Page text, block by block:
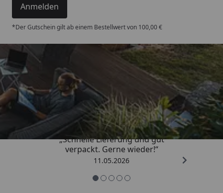
Anmelden
*Der Gutschein gilt ab einem Bestellwert von 100,00 €
Trusted Shops
4,93/ 5
„Schnelle Lieferung und gut
verpackt. Gerne wieder!“
11.05.2026